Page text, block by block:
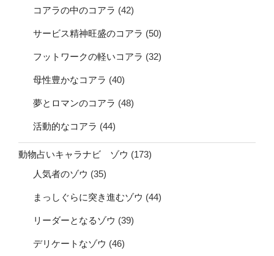
コアラの中のコアラ (42)
サービス精神旺盛のコアラ (50)
フットワークの軽いコアラ (32)
母性豊かなコアラ (40)
夢とロマンのコアラ (48)
活動的なコアラ (44)
動物占いキャラナビ ゾウ (173)
人気者のゾウ (35)
まっしぐらに突き進むゾウ (44)
リーダーとなるゾウ (39)
デリケートなゾウ (46)